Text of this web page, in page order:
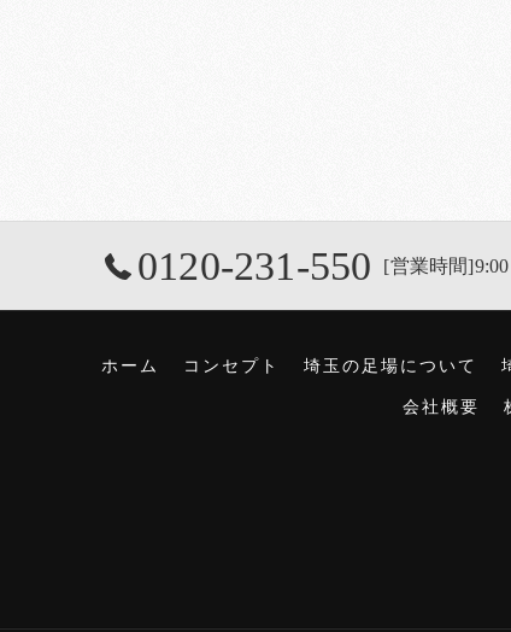
0120-231-550 [営業時間
ホーム コンセプト 埼玉の足場について
会社概要